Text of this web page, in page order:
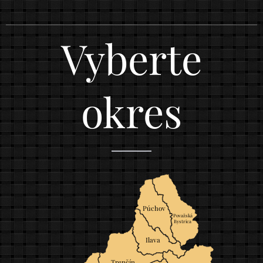
Vyberte
okres
Ilava
Púchov
Považská
Bystrica